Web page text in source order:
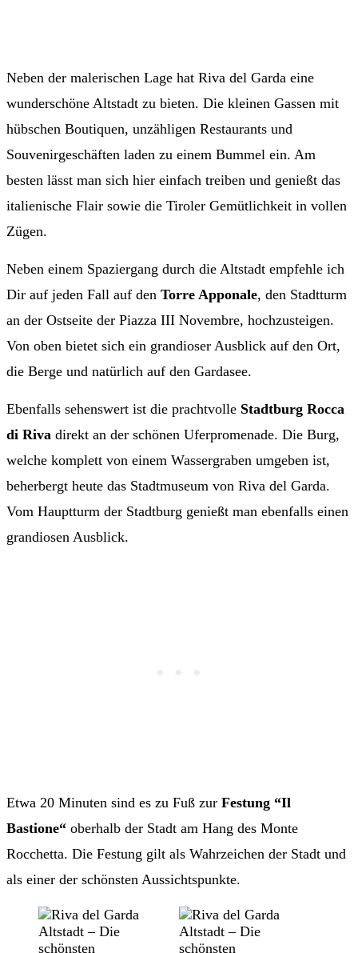
Neben der malerischen Lage hat Riva del Garda eine
wunderschöne Altstadt zu bieten. Die kleinen Gassen mit
hübschen Boutiquen, unzähligen Restaurants und
Souvenirgeschäften laden zu einem Bummel ein. Am
besten lässt man sich hier einfach treiben und genießt das
italienische Flair sowie die Tiroler Gemütlichkeit in vollen
Zügen.
Neben einem Spaziergang durch die Altstadt empfehle ich
Dir auf jeden Fall auf den Torre Apponale, den Stadtturm
an der Ostseite der Piazza III Novembre, hochzusteigen.
Von oben bietet sich ein grandioser Ausblick auf den Ort,
die Berge und natürlich auf den Gardasee.
Ebenfalls sehenswert ist die prachtvolle Stadtburg Rocca
di Riva direkt an der schönen Uferpromenade. Die Burg,
welche komplett von einem Wassergraben umgeben ist,
beherbergt heute das Stadtmuseum von Riva del Garda.
Vom Hauptturm der Stadtburg genießt man ebenfalls einen
grandiosen Ausblick.
Etwa 20 Minuten sind es zu Fuß zur Festung “Il
Bastione“ oberhalb der Stadt am Hang des Monte
Rocchetta. Die Festung gilt als Wahrzeichen der Stadt und
als einer der schönsten Aussichtspunkte.